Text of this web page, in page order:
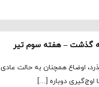
گذشت – هفته سوم تیر
اوضاع همچنان به حالت عادی
دوباره […]